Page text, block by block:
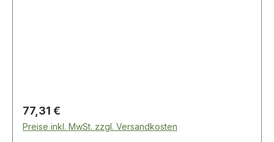
Regulärer Preis:
77,31 €
Preise inkl. MwSt. zzgl. Versandkosten